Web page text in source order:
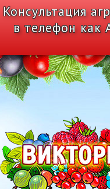
Консультация
в телефон как